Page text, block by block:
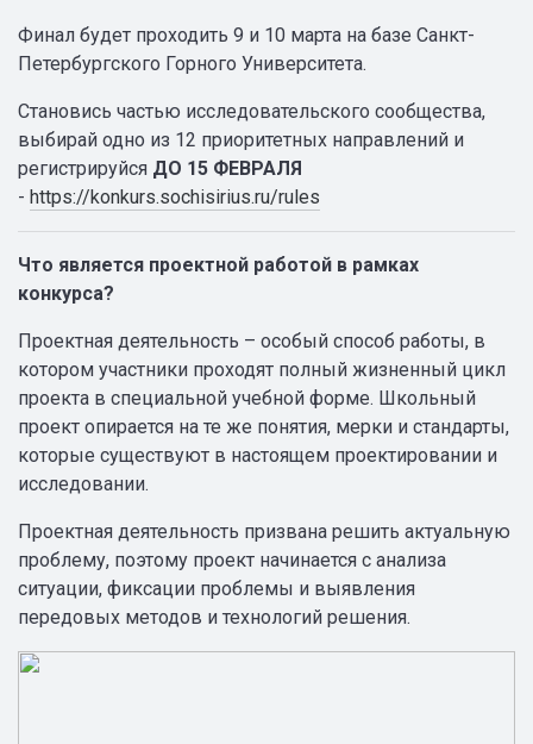
Финал будет проходить 9 и 10 марта на базе Санкт-
Петербургского Горного Университета.
Становись частью исследовательского сообщества,
выбирай одно из 12 приоритетных направлений и
регистрируйся ДО 15 ФЕВРАЛЯ
- https://konkurs.sochisirius.ru/rules
Что является проектной работой в рамках
конкурса?
Проектная деятельность – особый способ работы, в
котором участники проходят полный жизненный цикл
проекта в специальной учебной форме. Школьный
проект опирается на те же понятия, мерки и стандарты,
которые существуют в настоящем проектировании и
исследовании.
Проектная деятельность призвана решить актуальную
проблему, поэтому проект начинается с анализа
ситуации, фиксации проблемы и выявления
передовых методов и технологий решения.